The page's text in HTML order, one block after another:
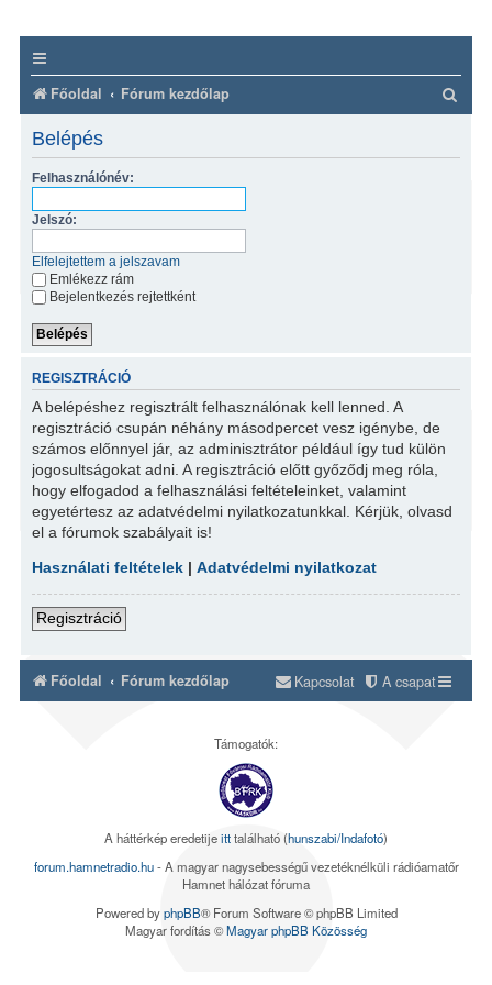
Főoldal Fórum kezdőlap
r
Belépés
Felhasználónév:
Jelszó:
Elfelejtettem a jelszavam
Emlékezz rám
Bejelentkezés rejtettként
REGISZTRÁCIÓ
A belépéshez regisztrált felhasználónak kell lenned. A
regisztráció csupán néhány másodpercet vesz igénybe, de
számos előnnyel jár, az adminisztrátor például így tud külön
jogosultságokat adni. A regisztráció előtt győződj meg róla,
hogy elfogadod a felhasználási feltételeinket, valamint
egyetértesz az adatvédelmi nyilatkozatunkkal. Kérjük, olvasd
el a fórumok szabályait is!
Használati feltételek |Adatvédelmi nyilatkozat
Regisztráció
Főoldal Fórum kezdőlap A csapat
Kapcsolat
Támogatók:
A háttérkép eredetijeitttalálható (hunszabi/Indafotó)
forum.hamnetradio.hu- A magyar nagysebességű vezetéknélküli rádióamatőr
Hamnet hálózat fóruma
Powered byphpBB® Forum Software © phpBB Limited
Magyar fordítás ©Magyar phpBB Közösség